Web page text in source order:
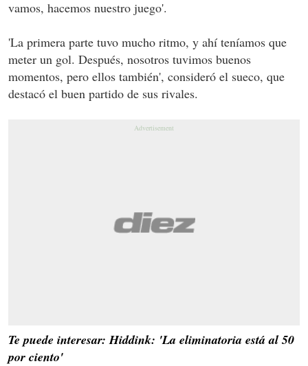
vamos, hacemos nuestro juego'.
'La primera parte tuvo mucho ritmo, y ahí teníamos que
meter un gol. Después, nosotros tuvimos buenos
momentos, pero ellos también', consideró el sueco, que
destacó el buen partido de sus rivales.
Te puede interesar: Hiddink: 'La eliminatoria está al 50
por ciento'